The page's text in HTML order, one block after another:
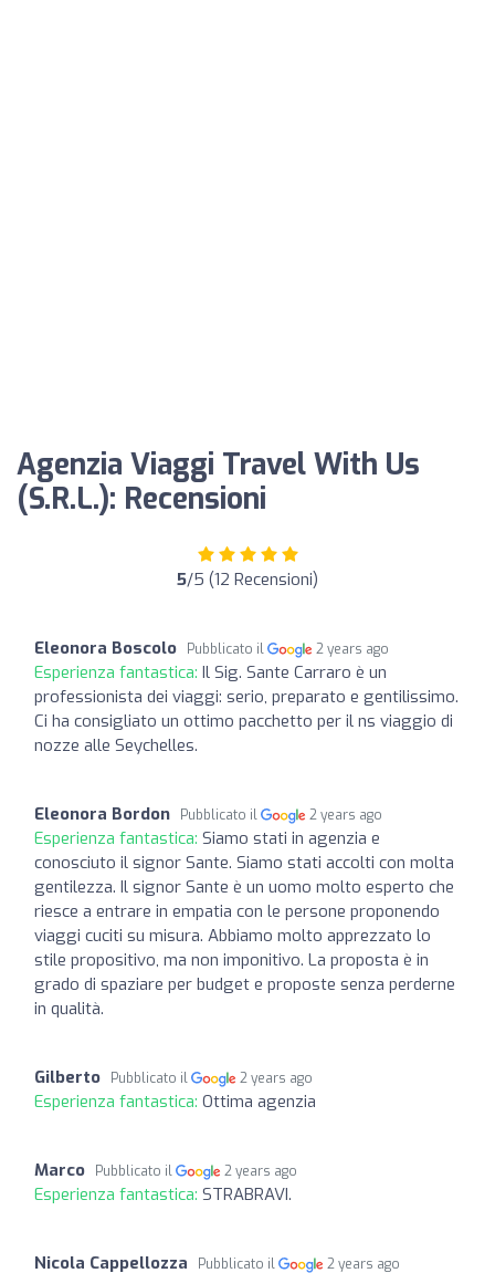
Agenzia Viaggi Travel With Us
(S.R.L.): Recensioni
5/5 (12 Recensioni)
Eleonora Boscolo Pubblicato il 2 years ago
Esperienza fantastica: Il Sig. Sante Carraro è un
professionista dei viaggi: serio, preparato e gentilissimo.
Ci ha consigliato un ottimo pacchetto per il ns viaggio di
nozze alle Seychelles.
Eleonora Bordon Pubblicato il 2 years ago
Esperienza fantastica: Siamo stati in agenzia e
conosciuto il signor Sante. Siamo stati accolti con molta
gentilezza. Il signor Sante è un uomo molto esperto che
riesce a entrare in empatia con le persone proponendo
viaggi cuciti su misura. Abbiamo molto apprezzato lo
stile propositivo, ma non imponitivo. La proposta è in
grado di spaziare per budget e proposte senza perderne
in qualità.
Gilberto Pubblicato il 2 years ago
Esperienza fantastica: Ottima agenzia
Marco Pubblicato il 2 years ago
Esperienza fantastica: STRABRAVI.
Nicola Cappellozza Pubblicato il 2 years ago